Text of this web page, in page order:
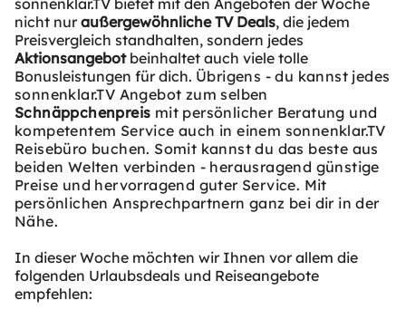
sonnenklar.TV bietet mit den Angeboten der Woche
nicht nuraußergewöhnliche TV Deals, die jedem
Preisvergleich standhalten, sondern jedes
Aktionsangebot beinhaltet auch viele tolle
Bonusleistungen für dich. Übrigens - du kannst jedes
sonnenklar.TV Angebot zum selben
Schnäppchenpreis mit persönlicher Beratung und
kompetentem Service auch in einem sonnenklar.TV
Reisebüro buchen. Somit kannst du das beste aus
beiden Welten verbinden - herausragend günstige
Preise und hervorragend guter Service. Mit
persönlichen Ansprechpartnern ganz bei dir in der
Nähe.
In dieser Woche möchten wir Ihnen vor allem die
folgenden Urlaubsdeals und Reiseangebote
empfehlen: